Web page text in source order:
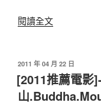
選
閱讀全文〈[2011
電
影]-2011.
奮
鬥
發
佈
於
2011 年 04 月 22 日
[2011推薦電影
山